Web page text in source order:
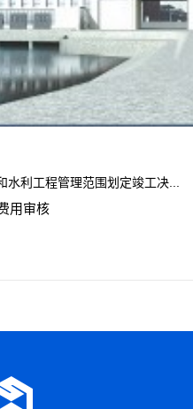
利工程管理范围划定竣工决...
用审核